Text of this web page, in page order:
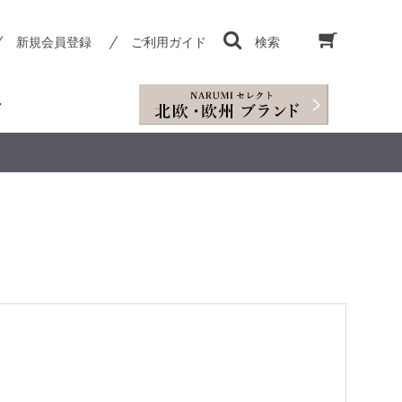
新規会員登録 ご利用ガイド 検索